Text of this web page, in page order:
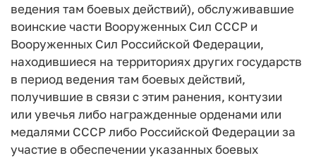
ведения там боевых действий), обслуживавшие
воинские части Вооруженных Сил СССР и
Вооруженных Сил Российской Федерации,
находившиеся на территориях других государств
в период ведения там боевых действий,
получившие в связи с этим ранения, контузии
или увечья либо награжденные орденами или
медалями СССР либо Российской Федерации за
участие в обеспечении указанных боевых